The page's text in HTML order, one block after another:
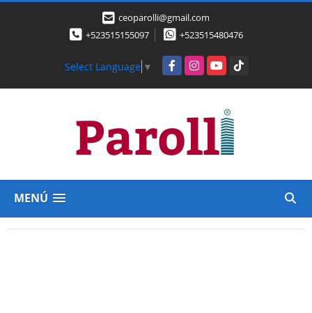
ceoparolli@gmail.com
+523515155097
+523515480476
Select Language ▼ FacebookInstagramYouTubeTikTok
MENÚ